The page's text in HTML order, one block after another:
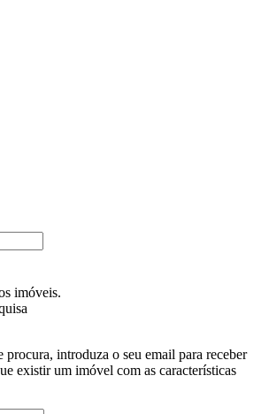
imóveis.
procura, introduza o seu email para receber
existir um imóvel com as características